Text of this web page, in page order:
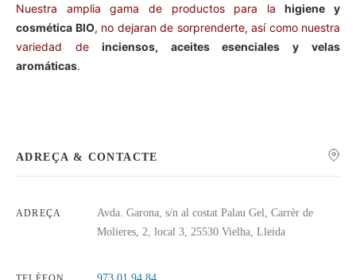
Nuestra amplia gama de productos para lahigiene y
cosmética BIO, no dejaran de sorprenderte, así como nuestra
variedad deinciensos, aceites esenciales y velas
aromáticas.
ADREÇA & CONTACTE
ADREÇA
Avda. Garona, s/n al costat Palau Gel, Carrèr de
Molieres, 2, local 3, 25530 Vielha, Lleida